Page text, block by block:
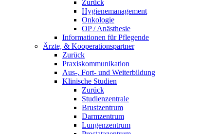
Zurück
Hygienemanagement
Onkologie
OP / Anästhesie
Informationen für Pflegende
Ärzte, & Kooperationspartner
Zurück
Praxiskommunikation
Aus-, Fort- und Weiterbildung
Klinische Studien
Zurück
Studienzentrale
Brustzentrum
Darmzentrum
Lungenzentrum